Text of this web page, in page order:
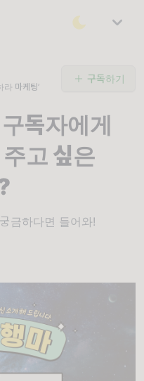
라 마케팅’
구독하기
독자에게
고 싶은
금하다면 들어와!